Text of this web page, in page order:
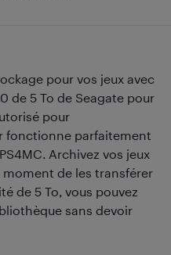
pour vos jeux avec
de 5 To de Seagate pour
pour
fonctionne parfaitement
Archivez vos jeux
moment de les transférer
de 5 To, vous pouvez
sans devoir